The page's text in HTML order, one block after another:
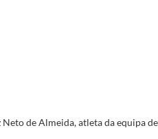
de Almeida, atleta da equipa de